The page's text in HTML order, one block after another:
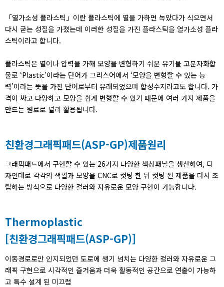
「열가소성 플라스틱」이란 플라스틱에 열을 가하면 녹았다가 식으면서
다시 굳는 성질을 가졌는데 이러한 성질을 가진 플라스틱을 열가소성 플라
스틱이라고 합니다.
플라스틱은 열이나 압력을 가해 모양을 변형하기 쉬운 유기물 고분자화합
물로 ‘Plastic’이라는 단어가 그리스어에서 ‘모양을 변형할 수 있는 능
력’이라는 뜻을 가진 단어로부터 유래되었으며 합성수지라고도 합니다. 가
격이 싸고 다양하고 모양을 쉽게 변형할 수 있기 때문에 여러 가지 제품을
만드는 원료로 널리 활용됩니다.
친환경그래픽패드(ASP-GP)제품원리
그래픽패드에서 구현할 수 있는 26가지 다양한 색상패널을 생산하여, 디
자인대로 각각의 색깔과 모양을 CNC로 컷팅 한 뒤 컷팅 된 제품을 다시 조
립하는 방식으로 다양한 컬러와 자유로운 모양 구현이 가능합니다.
Thermoplastic
[친환경그래픽패드(ASP-GP)]
이동경로로만 인지되었던 도로에 생기 넘치는 다양한 컬러와 자유로운 그
래픽 구현으로 시각적인 즐거움과 더욱 활동적인 공간으로 연출이 가능하
고 특수 설계 된 미끄럼